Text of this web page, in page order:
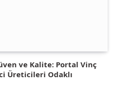
ve Kalite: Portal Vinç
Üreticileri Odaklı